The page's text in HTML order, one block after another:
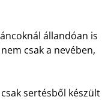
állandóan is
csak a nevében,
sertésből készült